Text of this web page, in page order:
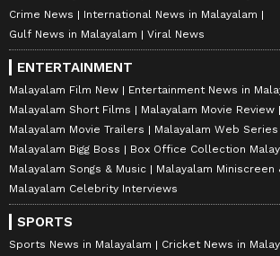
Crime News
International News in Malayalam
Gulf News in Malayalam
Viral News
ENTERTAINMENT
Malayalam Film New
Entertainment News in
Malayalam Short Films
Malayalam Movie Review
Malayalam Movie Trailers
Malayalam Web Series
Malayalam Bigg Boss
Box Office Collection
Malayalam Songs & Music
Malayalam Miniscreen
Malayalam Celebrity Interviews
SPORTS
Sports News in Malayalam
Cricket News in